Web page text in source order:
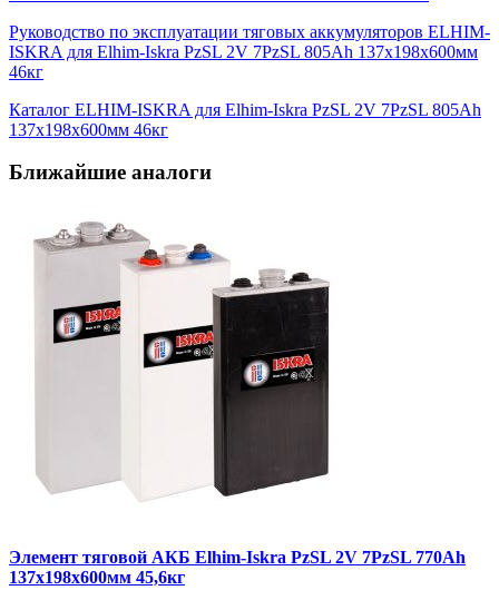
Руководство по эксплуатации тяговых аккумуляторов ELHIM-
ISKRA для Elhim-Iskra PzSL 2V 7PzSL 805Ah 137x198x600мм
46кг
Каталог ELHIM-ISKRA для Elhim-Iskra PzSL 2V 7PzSL 805Ah
137x198x600мм 46кг
Ближайшие аналоги
Элемент тяговой АКБ Elhim-Iskra PzSL 2V 7PzSL 770Ah
137x198x600мм 45,6кг